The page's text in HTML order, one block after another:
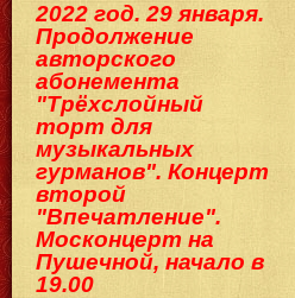
2022 год. 29 января.
Продолжение
авторского
абонемента
"Трёхслойный
торт для
музыкальных
гурманов". Концерт
второй
"Впечатление".
Москонцерт на
Пушечной, начало в
19.00